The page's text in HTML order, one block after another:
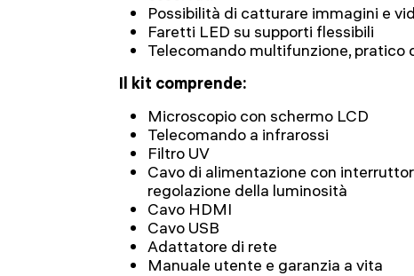
Possibilità di catturare immagini e
Faretti LED su supporti flessibili
Telecomando multifunzione, pratico
Il kit comprende:
Microscopio con schermo LCD
Telecomando a infrarossi
Filtro UV
Cavo di alimentazione con
regolazione della luminosità
Cavo HDMI
Cavo USB
Adattatore di rete
Manuale utente e garanzia a vita